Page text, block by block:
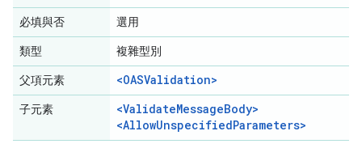
必填與否 選用
類型 複雜型別
父項元素 <OASValidation>
子元素
<ValidateMessageBody>
<AllowUnspecifiedParameters>